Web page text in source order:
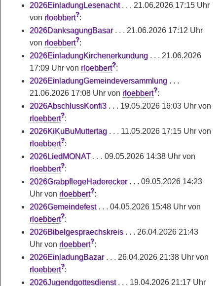
2026EinladungLesenacht. . . 21.06.2026 17:15 Uhr
von rloebbert?:
2026DanksagungBasar. . . 21.06.2026 17:12 Uhr
von rloebbert?:
2026EinladungKirchenerkundung . . . 21.06.2026
17:09 Uhr von rloebbert?:
2026EinladungGemeindeversammlung . . .
21.06.2026 17:08 Uhr von rloebbert?:
2026AbschlussKonfi3 . . . 19.05.2026 16:03 Uhr von
rloebbert?:
2026KiKuBuMuttertag . . . 11.05.2026 17:15 Uhr von
rloebbert?:
2026LiedMONAT. . . 09.05.2026 14:38 Uhr von
rloebbert?:
2026GrabpflegeHaderecker. . . 09.05.2026 14:23
Uhr von rloebbert?:
2026Gemeindefest. . . 04.05.2026 15:48 Uhr von
rloebbert?:
2026Bibelgespraechskreis. . . 26.04.2026 21:43
Uhr von rloebbert?:
2026EinladungBazar. . . 26.04.2026 21:38 Uhr von
rloebbert?:
2026Jugendgottesdienst. . . 19.04.2026 21:17 Uhr